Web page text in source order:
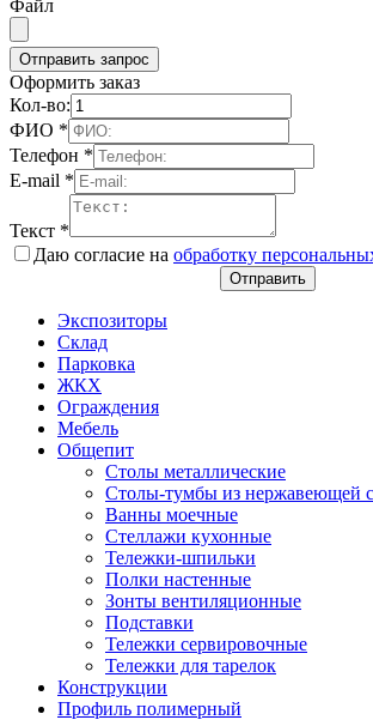
Файл
Отправить запрос
Оформить заказ
Кол-во:
ФИО *
Телефон *
E-mail *
Текст *
Даю согласие на обработку
Отправить
Экспозиторы
Склад
Парковка
ЖКХ
Ограждения
Мебель
Общепит
Столы металлические
Столы-тумбы из нержавеющей
Ванны моечные
Стеллажи кухонные
Тележки-шпильки
Полки настенные
Зонты вентиляционные
Подставки
Тележки сервировочные
Тележки для тарелок
Конструкции
Профиль полимерный